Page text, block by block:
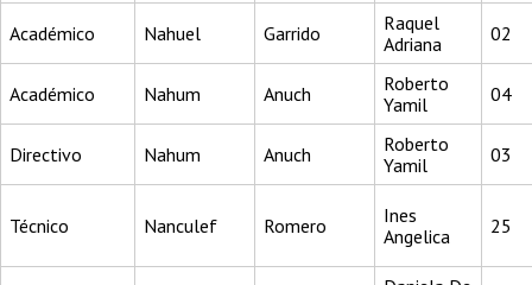
Académico Nahuel Garrido
Raquel
Adriana
02
Académico Nahum Anuch
Roberto
Yamil
04
Directivo Nahum Anuch
Roberto
Yamil
03
Técnico Nanculef Romero
Ines
Angelica
25